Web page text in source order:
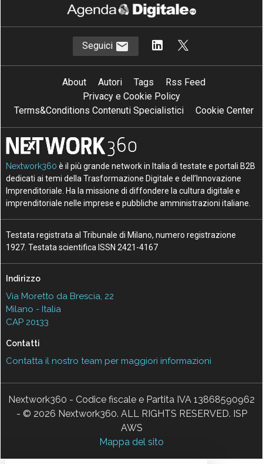
Seguici
About Autori Tags
Rss Feed
Privacy e Cookie Policy
Terms&Conditions Contenuti Specialistici
Cookie Center
Nextwork360 è il più grande network in Italia di testate e portali B2B
dedicati ai temi della Trasformazione Digitale e dell’Innovazione
Imprenditoriale. Ha la missione di diffondere la cultura digitale e
imprenditoriale nelle imprese e pubbliche amministrazioni italiane.
Testata registrata al Tribunale di Milano, numero registrazione
1927. Testata scientifica ISSN 2421-4167
Indirizzo
Via Moretto da Brescia, 22
Milano - Italia
CAP 20133
Contatti
Contatta il nostro team per maggiori informazioni
Nextwork360 - Codice fiscale e Partita IVA 13868590962
- © 2026 Nextwork360. ALL RIGHTS RESERVED. ISP
AWS
Mappa del sito